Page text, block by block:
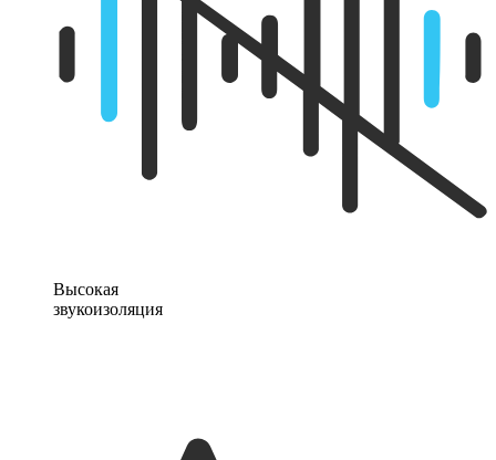
Высокая
звукоизоляция